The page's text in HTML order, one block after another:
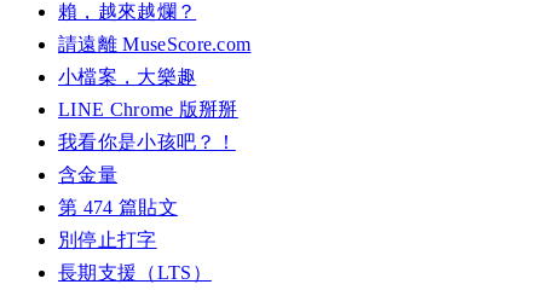
賴，越來越爛？
請遠離 MuseScore.com
小檔案，大樂趣
LINE Chrome 版掰掰
我看你是小孩吧？！
含金量
第 474 篇貼文
別停止打字
長期支援（LTS）